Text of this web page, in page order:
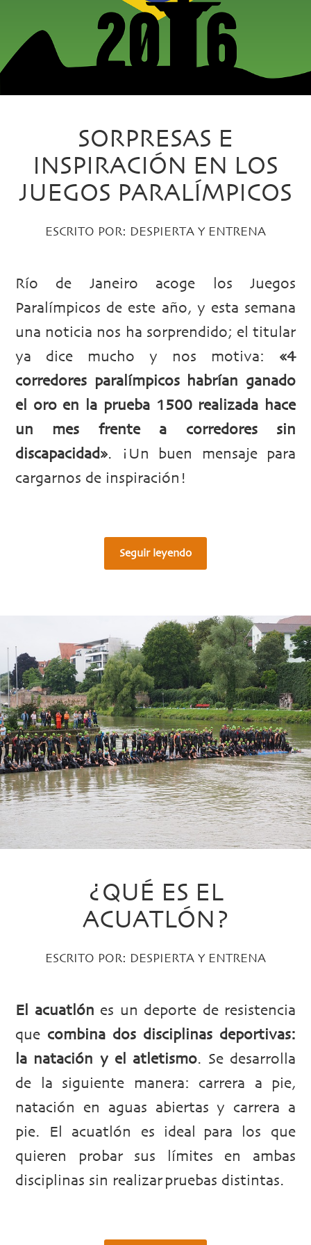
SORPRESAS E
INSPIRACIÓN EN LOS
JUEGOS PARALÍMPICOS
ESCRITO POR: DESPIERTA Y ENTRENA
Río de Janeiro acoge los Juegos
Paralímpicos de este año, y esta semana
una noticia nos ha sorprendido; el titular
ya dice mucho y nos motiva: «4
corredores paralímpicos habrían ganado
el oro en la prueba 1500 realizada hace
un mes frente a corredores sin
discapacidad». ¡Un buen mensaje para
cargarnos de inspiración!
Seguir leyendo
¿QUÉ ES EL
ACUATLÓN?
ESCRITO POR: DESPIERTA Y ENTRENA
El acuatlón es un deporte de resistencia
que combina dos disciplinas deportivas:
la natación y el atletismo. Se desarrolla
de la siguiente manera: carrera a pie,
natación en aguas abiertas y carrera a
pie. El acuatlón es ideal para los que
quieren probar sus límites en ambas
disciplinas sin realizar pruebas distintas.